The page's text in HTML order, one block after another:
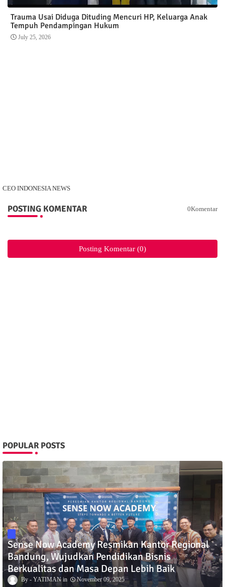
Trauma Usai Diduga Dituding Mencuri HP, Keluarga Anak
Tempuh Pendampingan Hukum
July 25, 2026
CEO INDONESIA NEWS
POSTING KOMENTAR 0Komentar
Posting Komentar (0)
POPULAR POSTS
Sense Now Academy Resmikan Kantor Regional
Bandung, Wujudkan Pendidikan Bisnis
Berkualitas dan Masa Depan Lebih Baik
YATIMAN November 09, 2025